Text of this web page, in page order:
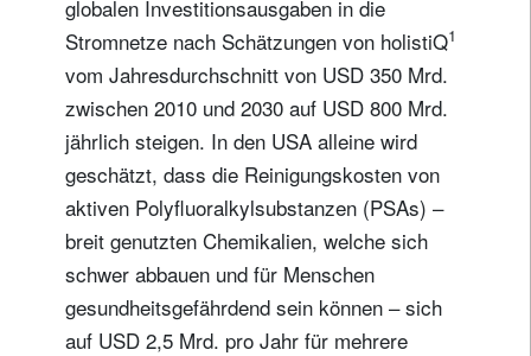
globalen Investitionsausgaben in die
Stromnetze nach Schätzungen von holistiQ1
vom Jahresdurchschnitt von USD 350 Mrd.
zwischen 2010 und 2030 auf USD 800 Mrd.
jährlich steigen. In den USA alleine wird
geschätzt, dass die Reinigungskosten von
aktiven Polyfluoralkylsubstanzen (PSAs) –
breit genutzten Chemikalien, welche sich
schwer abbauen und für Menschen
gesundheitsgefährdend sein können – sich
auf USD 2,5 Mrd. pro Jahr für mehrere